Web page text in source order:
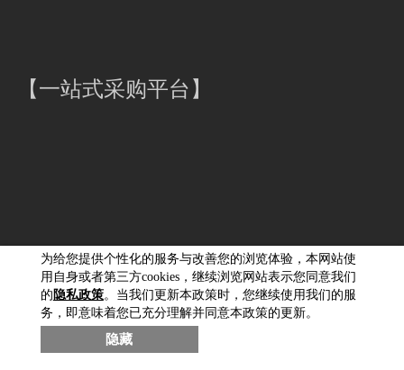
【一站式采购平台】
佳能（中国）有限公司版权所有，未经许可不得转载。
京ICP备05038060号-1
京公网安备11010502037877号
为给您提供个性化的服务与改善您的浏览体验，本网站使
用自身或者第三方cookies，继续浏览网站表示您同意我们
的 隐私政策。当我们更新本政策时，您继续使用我们的服
务，即意味着您已充分理解并同意本政策的更新。
隐藏